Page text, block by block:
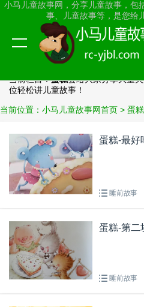
小马儿童故事网，分享儿童故事，包
事、儿童故事等，是您给
当前栏目：蛋糕会给大家分享大量
位轻松讲儿童故事！
当前位置： 小马儿童故事网首页 > 蛋
蛋糕-最好
睡前故事
蛋糕-第二
睡前故事